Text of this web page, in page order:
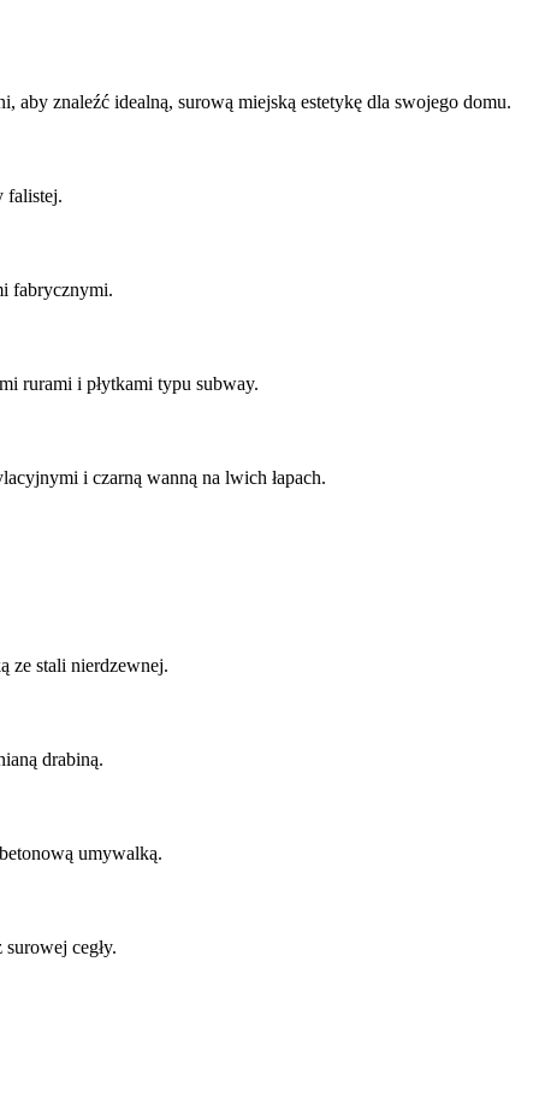
znaleźć idealną, surową miejską estetykę dla swojego domu.
falistej.
fabrycznymi.
rurami i płytkami typu subway.
i czarną wanną na lwich łapach.
ze stali nierdzewnej.
drabiną.
umywalką.
cegły.